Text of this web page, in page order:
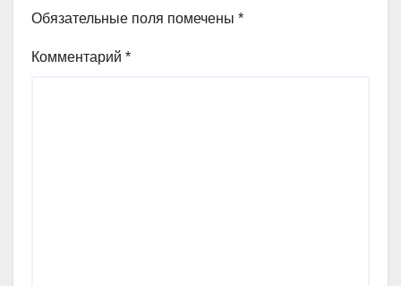
Обязательные поля помечены *
Комментарий *